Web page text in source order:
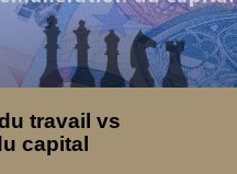
travail vs
capital